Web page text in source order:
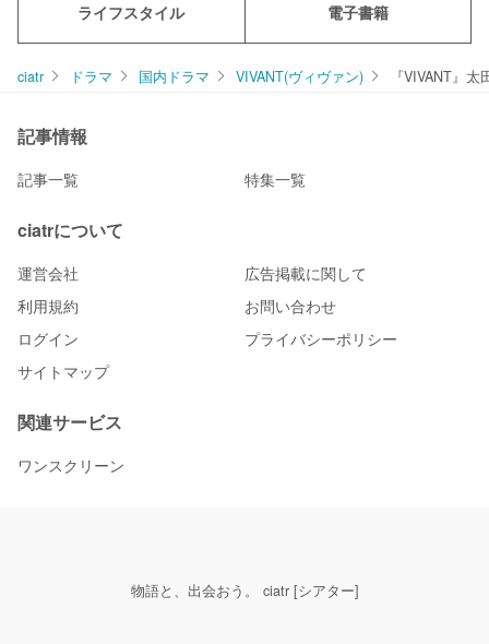
ライフスタイル 電子書籍
ciatr ドラマ 国内ドラマ VIVANT(ヴィヴァン) 『VIVANT』
記事情報
記事一覧 特集一覧
ciatrについて
運営会社
広告掲載に関して
利用規約
お問い合わせ
ログイン
プライバシーポリシー
サイトマップ
関連サービス
ワンスクリーン
物語と、出会おう。 ciatr [シアター]